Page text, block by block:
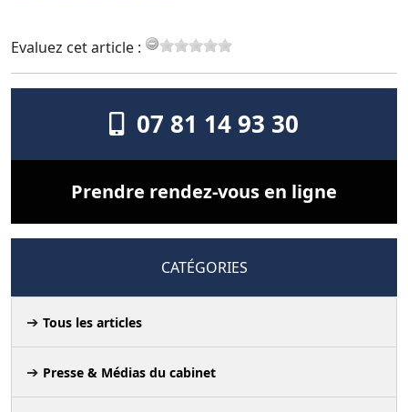
Evaluez cet article :
07 81 14 93 30
Prendre rendez-vous en ligne
CATÉGORIES
Tous les articles
Presse & Médias du cabinet